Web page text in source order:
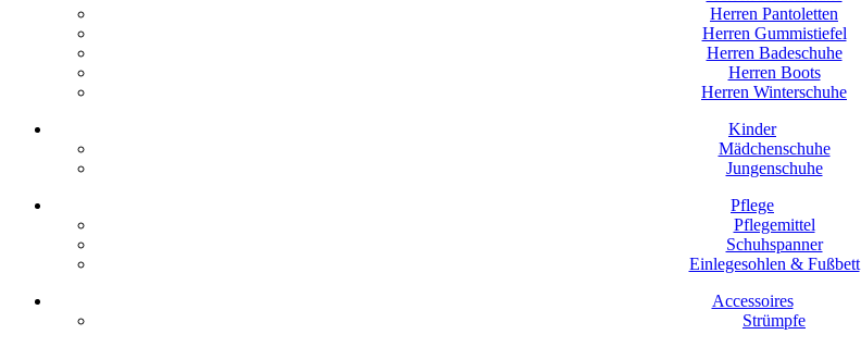
Herren Pantoletten
Herren Gummistiefel
Herren Badeschuhe
Herren Boots
Herren Winterschuhe
Kinder
Mädchenschuhe
Jungenschuhe
Pflege
Pflegemittel
Schuhspanner
Einlegesohlen & Fußbett
Accessoires
Strümpfe